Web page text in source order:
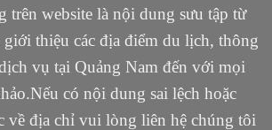
trên website là nội dung sưu tập từ
giới thiệu các địa điểm du lịch, thông
vụ tại Quảng Nam đến với mọi
có nội dung sai lệch hoặc
về địa chỉ vui lòng liên hệ chúng tôi